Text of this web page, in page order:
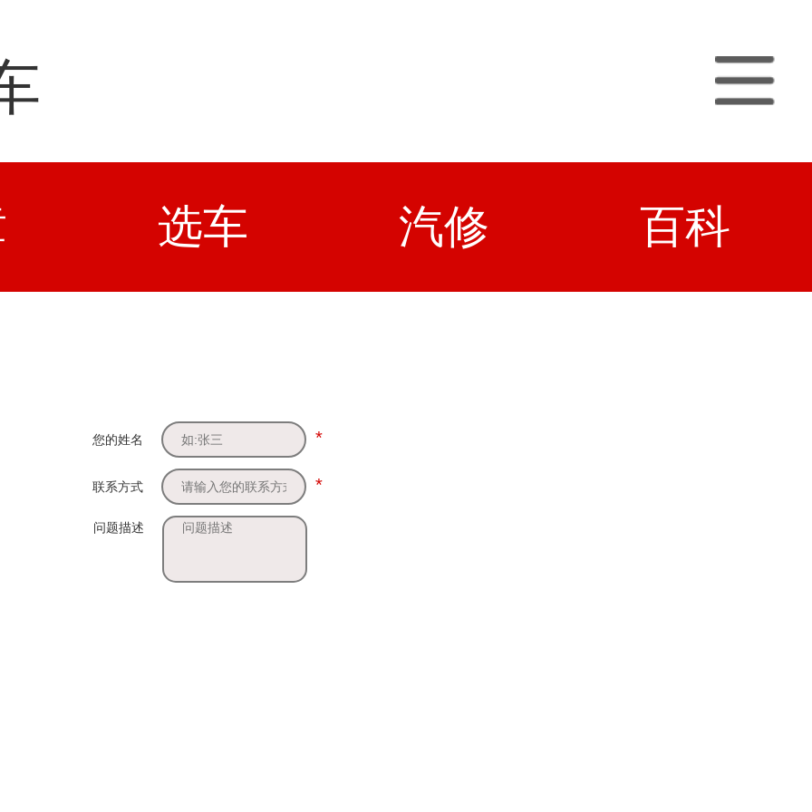
选车 汽修 百科
您的姓名 *
联系方式 *
问题描述